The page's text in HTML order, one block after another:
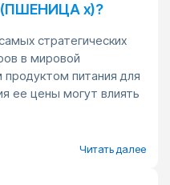
x)?
стратегических
в мировой
питания для
ее цены могут влиять
Читать далее